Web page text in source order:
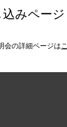
込みページ
会の詳細ページは